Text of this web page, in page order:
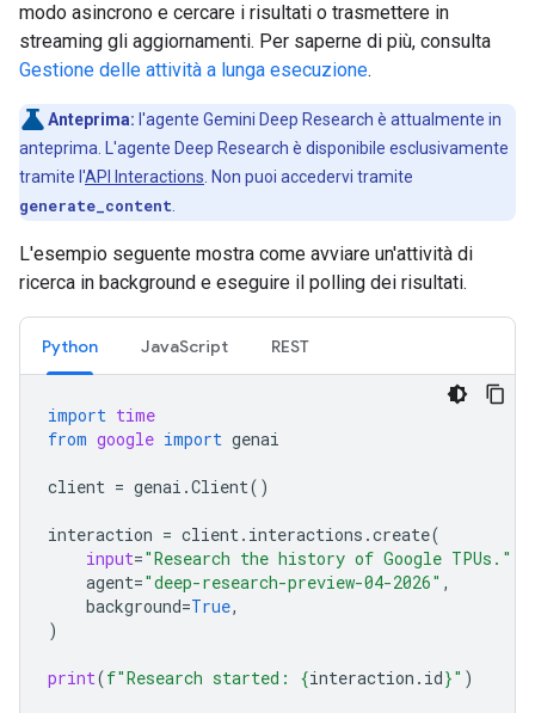
modo asincrono e cercare i risultati o trasmettere in
streaming gli aggiornamenti. Per saperne di più, consulta
Gestione delle attività a lunga esecuzione.
Anteprima: l'agente Gemini Deep Research è attualmente in
anteprima. L'agente Deep Research è disponibile esclusivamente
tramite l'API Interactions . Non puoi accedervi tramite
generate_content
L'esempio seguente mostra come avviare un'attività di
ricerca in background e eseguire il polling dei risultati.
Python JavaScript REST
import time
from google import genai
client = genai .Client()
interaction = client. interactions .create(
input="Research the history of Google TPUs."
agent="deep-research-preview-04-2026" ,
background=True,
)
print(f"Research started: {interaction . id}" )